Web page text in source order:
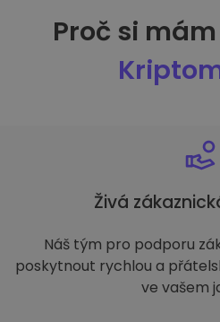
Proč si
Živá
Náš tým pro podporu
poskytnout rychlou a
ve vašem